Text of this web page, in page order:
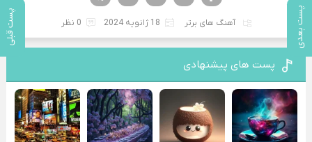
پست بعدی پست قبلی آهنگ های برتر 18 ژانویه 2024 0 نظر
پست های پیشنهادی